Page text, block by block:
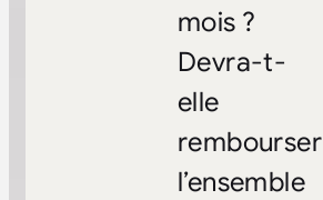
mois ?
Devra-t-
elle
rembourser
l’ensemble